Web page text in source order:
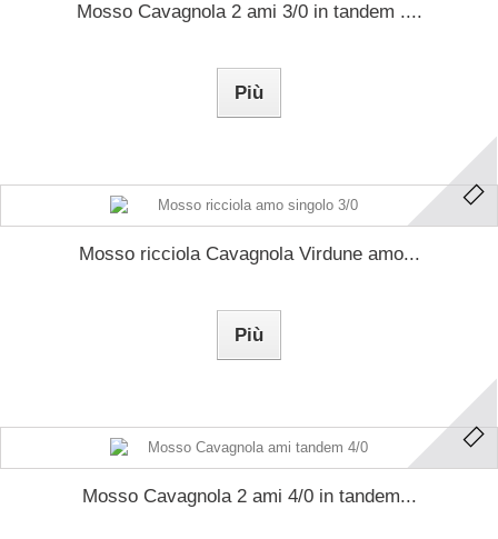
Mosso Cavagnola 2 ami 3/0 in tandem ....
Più
Mosso ricciola Cavagnola Virdune amo...
Più
Mosso Cavagnola 2 ami 4/0 in tandem...